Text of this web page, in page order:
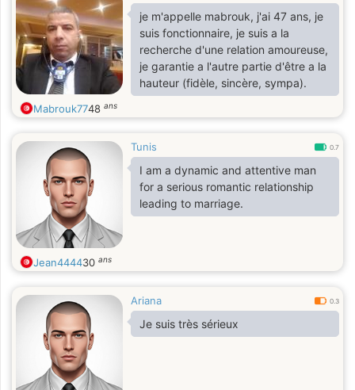
je m'appelle mabrouk, j'ai 47 ans, je
suis fonctionnaire, je suis a la
recherche d'une relation amoureuse,
je garantie a l'autre partie d'être a la
hauteur (fidèle, sincère, sympa).
Mabrouk7748 ans
Tunis 0.7
I am a dynamic and attentive man
for a serious romantic relationship
leading to marriage.
Jean444430 ans
Ariana 0.3
Je suis très sérieux